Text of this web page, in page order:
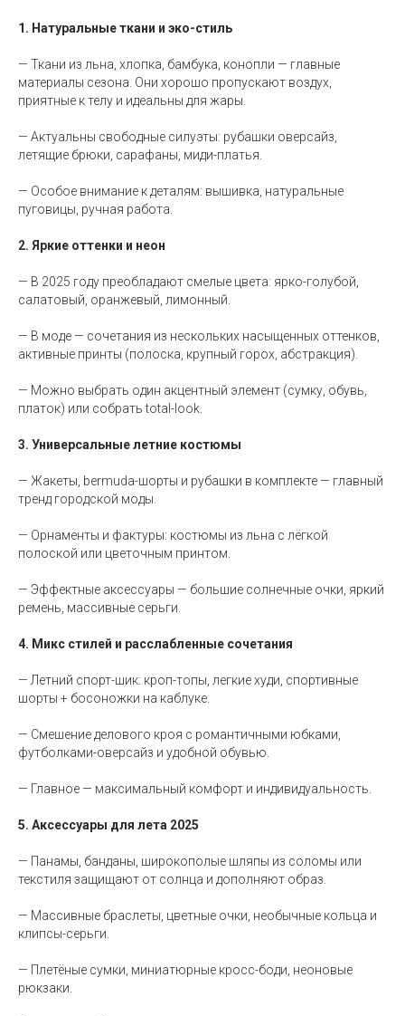
1. Натуральные ткани и эко-стиль
— Ткани из льна, хлопка, бамбука, конопли — главные
материалы сезона. Они хорошо пропускают воздух,
приятные к телу и идеальны для жары.
— Актуальны свободные силуэты: рубашки оверсайз,
летящие брюки, сарафаны, миди-платья.
— Особое внимание к деталям: вышивка, натуральные
пуговицы, ручная работа.
2. Яркие оттенки и неон
— В 2025 году преобладают смелые цвета: ярко-голубой,
салатовый, оранжевый, лимонный.
— В моде — сочетания из нескольких насыщенных оттенков,
активные принты (полоска, крупный горох, абстракция).
— Можно выбрать один акцентный элемент (сумку, обувь,
платок) или собрать total-look.
3. Универсальные летние костюмы
— Жакеты, bermuda-шорты и рубашки в комплекте — главный
тренд городской моды.
— Орнаменты и фактуры: костюмы из льна с лёгкой
полоской или цветочным принтом.
— Эффектные аксессуары — большие солнечные очки, яркий
ремень, массивные серьги.
4. Микс стилей и расслабленные сочетания
— Летний спорт-шик: кроп-топы, легкие худи, спортивные
шорты + босоножки на каблуке.
— Смешение делового кроя с романтичными юбками,
футболками-оверсайз и удобной обувью.
— Главное — максимальный комфорт и индивидуальность.
5. Аксессуары для лета 2025
— Панамы, банданы, широкополые шляпы из соломы или
текстиля защищают от солнца и дополняют образ.
— Массивные браслеты, цветные очки, необычные кольца и
клипсы-серьги.
— Плетёные сумки, миниатюрные кросс-боди, неоновые
рюкзаки.